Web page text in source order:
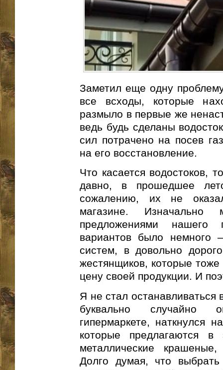
Заметил еще одну
все всходы, которые
размыло в первые же
ведь будь сделаны
сил потрачено на посев
на его восстановление.
Что касается водостоков,
давно, в прошедшее
сожалению, их не
магазине.
предложениями
вариантов было немного
систем, в довольно
жестянщиков, которые
цену своей продукции. И
Я не стал останавливаться
буквально случайно
гипермаркете, наткнулся
которые предлагаются
металлические
Долго думая, что